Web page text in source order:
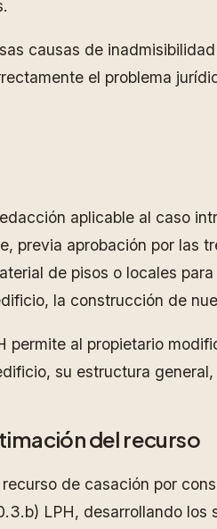
causas de
el problema
aplicable al caso
previa aprobación por las
de pisos o locales
la construcción de
permite al propietario
su estructura
del recurso
recurso de casación por
LPH, desarrollando los